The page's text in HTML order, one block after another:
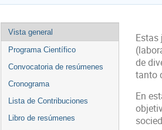
Vista general
Programa Científico
Convocatoria de resúmenes
Cronograma
Lista de Contribuciones
Libro de resúmenes
Estas
de
tanto
En